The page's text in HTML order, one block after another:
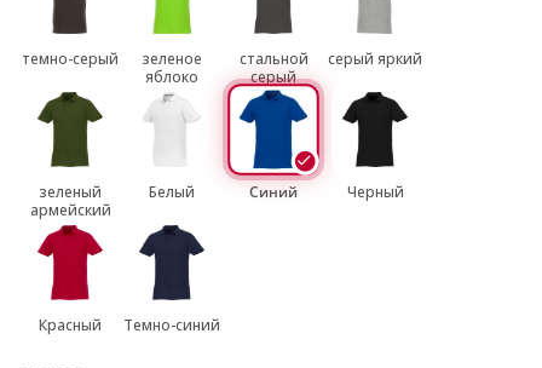
темно-серый
зеленое
яблоко
стальной
серый
серый яркий
зеленый
армейский
Белый Синий Черный
Красный Темно-синий